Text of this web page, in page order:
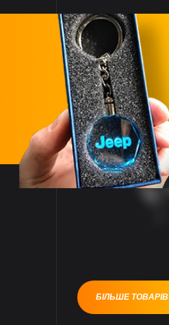
БІЛЬШЕ ТОВАРІВ